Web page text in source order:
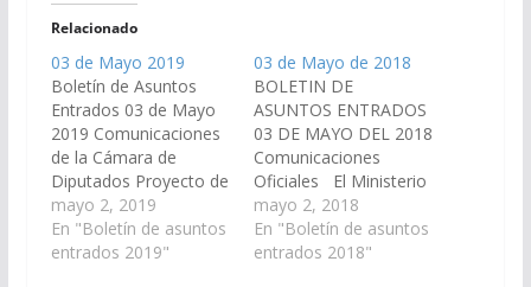
Relacionado
03 de Mayo 2019
Boletín de Asuntos
Entrados 03 de Mayo
2019 Comunicaciones
de la Cámara de
Diputados Proyecto de
Ley en revisión, por el
cual se sustituyen los
artículos 2º de la Ley
mayo 2, 2019
En "Boletín de asuntos
entrados 2019"
03 de Mayo de 2018
BOLETIN DE
ASUNTOS ENTRADOS
03 DE MAYO DEL 2018
Comunicaciones
Oficiales El Ministerio
de Hacienda y
Finanzas, remite copia
autenticada de
mayo 2, 2018
En "Boletín de asuntos
entrados 2018"